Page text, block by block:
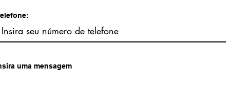
uma mensagem